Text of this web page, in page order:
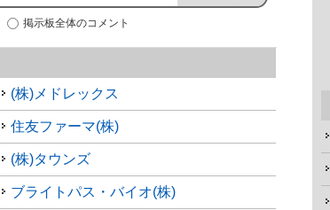
掲示板全体のコメント
(株)メドレックス
住友ファーマ(株)
(株)タウンズ
ブライトパス・バイオ(株)